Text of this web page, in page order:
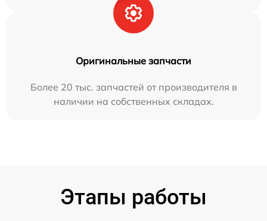
Оригинальные запчасти
Более 20 тыс. запчастей от производителя в
наличии на собственных складах.
Этапы работы